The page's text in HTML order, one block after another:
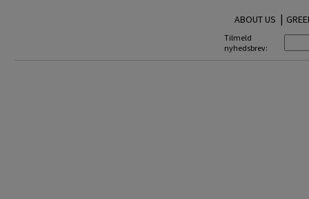
ABOUT US |
Tilmeld
nyhedsbrev: